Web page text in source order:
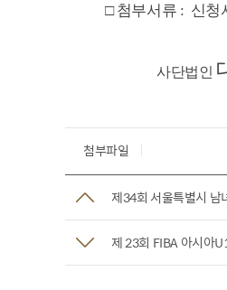
□ 첨부서류 : 신청
사단법인
첨부파일
제34회 서울특별시 남
제 23회 FIBA 아시아